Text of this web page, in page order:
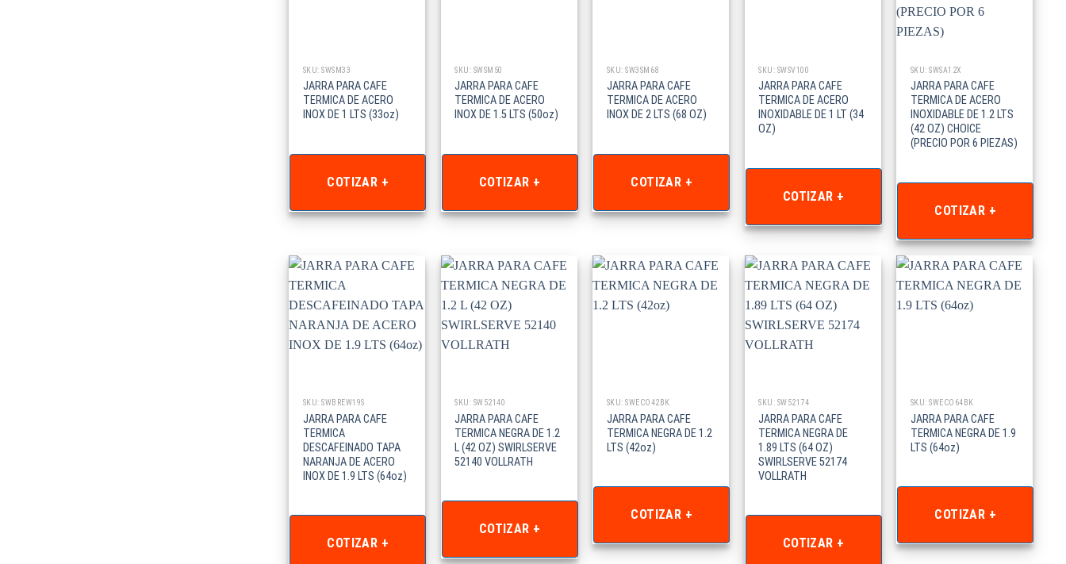
SKU: SWSM33
JARRA PARA CAFE
TERMICA DE ACERO
INOX DE 1 LTS (33oz)
COTIZAR +
SKU: SWSM50
JARRA PARA CAFE
TERMICA DE ACERO
INOX DE 1.5 LTS (50oz)
COTIZAR +
SKU: SW3SM68
JARRA PARA CAFE
TERMICA DE ACERO
INOX DE 2 LTS (68 OZ)
COTIZAR +
SKU: SWSV100
JARRA PARA CAFE
TERMICA DE ACERO
INOXIDABLE DE 1 LT (34
OZ)
COTIZAR +
SKU: SWSA12X
JARRA PARA CAFE
TERMICA DE ACERO
INOXIDABLE DE 1.2 LTS
(42 OZ) CHOICE
(PRECIO POR 6 PIEZAS)
COTIZAR +
SKU: SWBREW19S
JARRA PARA CAFE
TERMICA
DESCAFEINADO TAPA
NARANJA DE ACERO
INOX DE 1.9 LTS (64oz)
COTIZAR +
SKU: SW52140
JARRA PARA CAFE
TERMICA NEGRA DE 1.2
L (42 OZ) SWIRLSERVE
52140 VOLLRATH
COTIZAR +
SKU: SWECO42BK
JARRA PARA CAFE
TERMICA NEGRA DE 1.2
LTS (42oz)
COTIZAR +
SKU: SW52174
JARRA PARA CAFE
TERMICA NEGRA DE
1.89 LTS (64 OZ)
SWIRLSERVE 52174
VOLLRATH
COTIZAR +
SKU: SWECO64BK
JARRA PARA CAFE
TERMICA NEGRA DE 1.9
LTS (64oz)
COTIZAR +